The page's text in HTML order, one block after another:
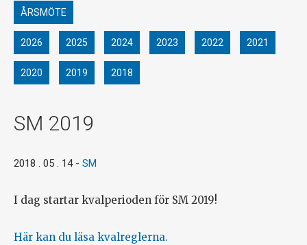
ÅRSMÖTE
2026 2025 2024 2023 2022 2021
2020 2019 2018
SM 2019
2018 . 05 . 14 - SM
I dag startar kvalperioden för SM 2019!
Här kan du läsa kvalreglerna.